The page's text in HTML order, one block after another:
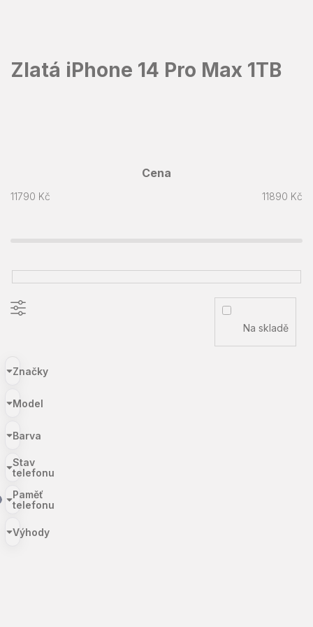
Zlatá iPhone 14 Pro Max 1TB
Cena
11790 Kč 11890 Kč
Na skladě
Značky
Model
Barva
Stav
telefonu
Paměť
telefonu
Výhody